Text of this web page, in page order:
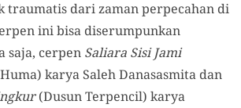
traumatis dari zaman perpecahan di
ini bisa diserumpunkan
saja, cerpen Saliara Sisi Jami
karya Saleh Danasasmita dan
(Dusun Terpencil) karya